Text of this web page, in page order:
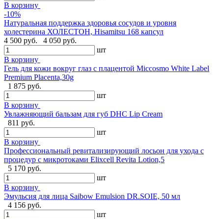
В корзину
-10%
Натуральная поддержка здоровья сосудов и уровня
холестерина ХОЛЕСТОН, Hisamitsu 168 капсул
4 500 руб.
4 050 руб.
шт
В корзину
Гель для кожи вокруг глаз с плацентой Miccosmo White Label
Premium Placenta,30g
1 875 руб.
шт
В корзину
Увлажняющий бальзам для губ DHC Lip Cream
811 руб.
шт
В корзину
Профессиональный ревитализирующий лосьон для ухода с
процедур с микротоками Elixcell Revita Lotion,5
5 170 руб.
шт
В корзину
Эмульсия для лица Saibow Emulsion DR.SOIE, 50 мл
4 156 руб.
шт